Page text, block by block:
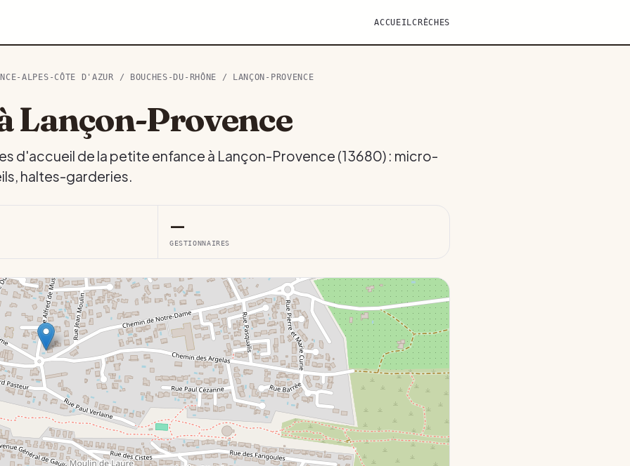
ACCUEILCRÈCHES
ALPES-CÔTE D'AZUR / BOUCHES-DU-RHÔNE / LANÇON-PROVENCE
Lançon-Provence
d'accueil de la petite enfance à Lançon-Provence (13680) : micro-
haltes-garderies.
—
GESTIONNAIRES